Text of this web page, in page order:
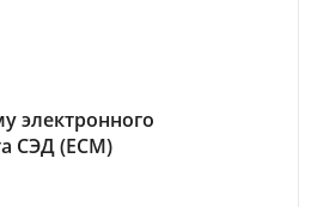
электронного
СЭД (ECM)